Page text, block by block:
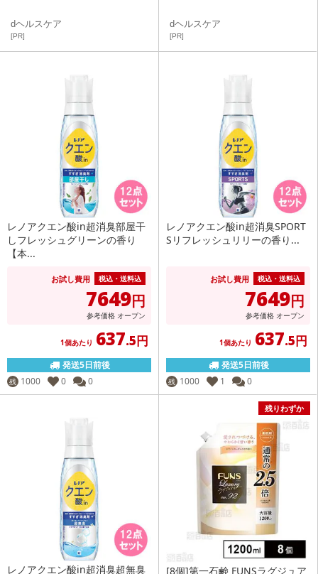
dヘルスケア
[PR]
dヘルスケア
[PR]
レノアクエン酸in超消臭部屋干
しフレッシュグリーンの香り
【本...
お試し費用 税込・送料込
7649円
参考価格 オープン
1個あたり 637.5円
発送5日前後
残 1000 0 0
レノアクエン酸in超消臭SPORT
Sリフレッシュリリーの香り...
お試し費用 税込・送料込
7649円
参考価格 オープン
1個あたり 637.5円
発送5日前後
残 1000 1 0
レノアクエン酸in超消臭超無臭
残りわずか
[8個]第一石鹸 FUNSラグジュア